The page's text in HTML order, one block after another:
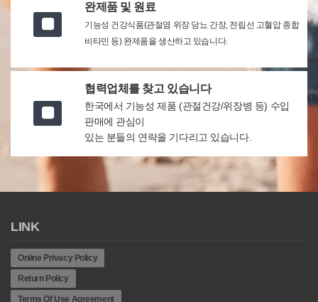
완제품 및 원료
기능성 건강식품(관절염 위장 당뇨 간장, 전립선 고혈압 종합
비타민 등) 완제품을 생산하고 있습니다.
협력업체를 찾고 있습니다
한국에서 기능성 제품 (관절건강/위장병 등) 수입
판매에 관심이
있는 분들의 연락을 기다리고 있습니다.
LINK
Online Privacy Policy
Return Policy
Terms Of Use Agreement